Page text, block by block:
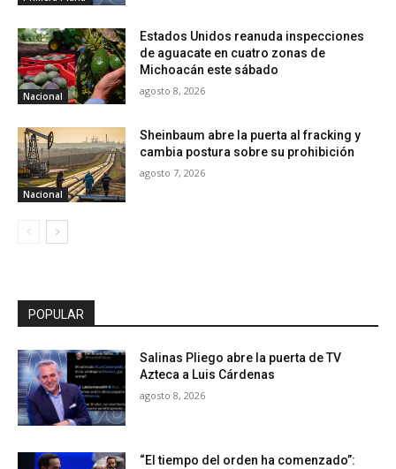
Nacional
Estados Unidos reanuda inspecciones
de aguacate en cuatro zonas de
Michoacán este sábado
agosto 8, 2026
Nacional
Sheinbaum abre la puerta al fracking y
cambia postura sobre su prohibición
agosto 7, 2026
POPULAR
Salinas Pliego abre la puerta de TV
Azteca a Luis Cárdenas
agosto 8, 2026
“El tiempo del orden ha comenzado”: